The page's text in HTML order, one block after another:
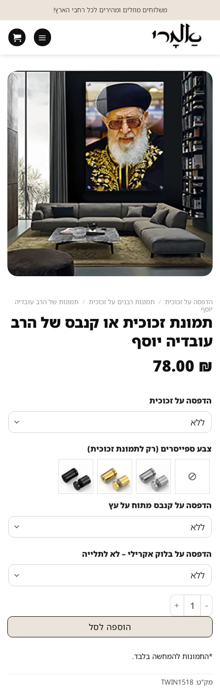
to
content
משלוחים מוזלים ומהירים לכל רחבי הארץ!
הדפסה על זכוכית / תמונות רבנים על זכוכית / תמונות של הרב עובדיה
יוסף
תמונת זכוכית או קנבס של הרב
עובדיה יוסף
78.00 ₪
הדפסה על זכוכית
צבע ספייסרים (רק לתמונת זכוכית)
הדפסה על קנבס מתוח על עץ
הדפסה על בלוק אקרילי – לא לתלייה
כמות של תמונת זכוכית או קנבס של הרב עובדיה יוסף
הוספה לסל
*התמונות להמחשה בלבד.
מק"ט: TWIN1518